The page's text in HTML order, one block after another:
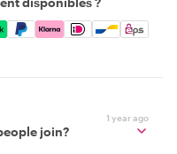
Apple Pay, Google
1 year ago
join?